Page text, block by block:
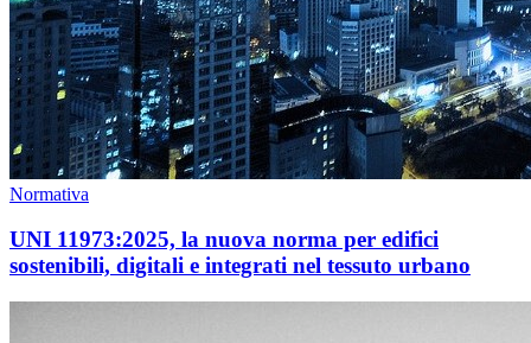
Normativa
UNI 11973:2025, la nuova norma per edifici
sostenibili, digitali e integrati nel tessuto urbano